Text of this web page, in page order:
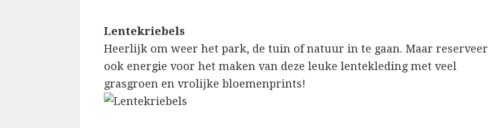
Lentekriebels
Heerlijk om weer het park, de tuin of natuur in te gaan. Maar reserveer
ook energie voor het maken van deze leuke lentekleding met veel
grasgroen en vrolijke bloemenprints!